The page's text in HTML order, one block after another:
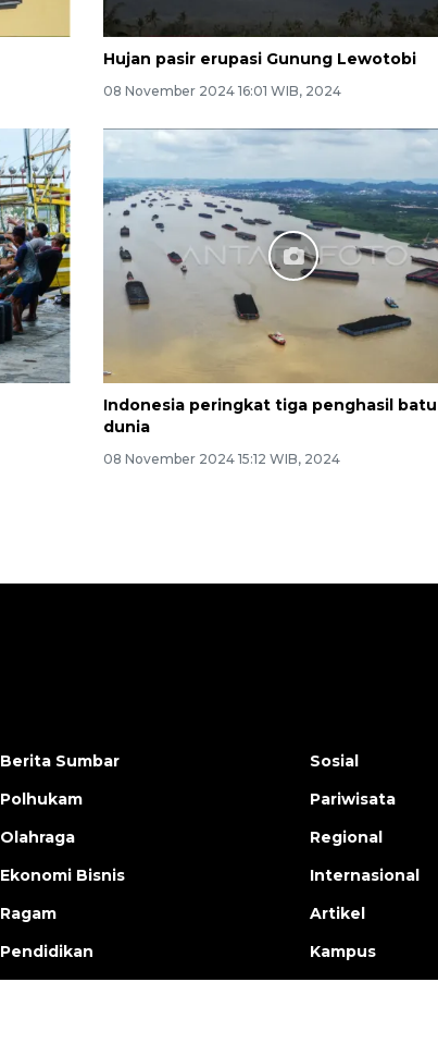
Hujan pasir erupasi Gunung Lewotobi
08 November 2024 16:01 WIB, 2024
Indonesia peringkat tiga penghasil batu
dunia
08 November 2024 15:12 WIB, 2024
Berita Sumbar
Polhukam
Olahraga
Ekonomi Bisnis
Ragam
Pendidikan
Sosial
Pariwisata
Regional
Internasional
Artikel
Kampus